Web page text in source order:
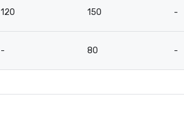
120 150 -
- 80 -